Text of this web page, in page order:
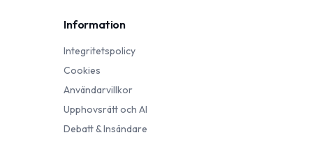
Information
Integritetspolicy
Cookies
Användarvillkor
Upphovsrätt och AI
Debatt & Insändare